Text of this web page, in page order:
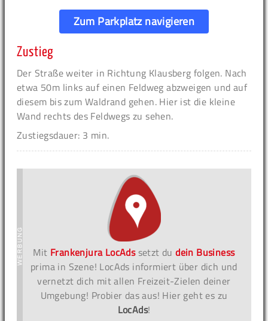
Zum Parkplatz navigieren
Zustieg
Der Straße weiter in Richtung Klausberg folgen. Nach
etwa 50m links auf einen Feldweg abzweigen und auf
diesem bis zum Waldrand gehen. Hier ist die kleine
Wand rechts des Feldwegs zu sehen.
Zustiegsdauer: 3 min.
Mit Frankenjura LocAdssetzt dudein Business
prima in Szene! LocAds informiert über dich und
vernetzt dich mit allen Freizeit-Zielen deiner
Umgebung! Probier das aus! Hier geht es zu
LocAds!